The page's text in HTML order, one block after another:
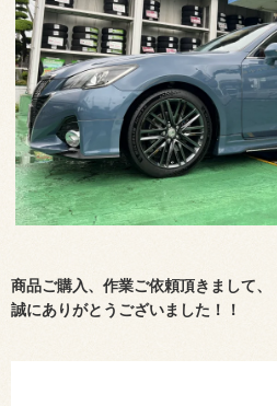
商品ご購入、作業ご依頼頂きまして、
誠にありがとうございました！！